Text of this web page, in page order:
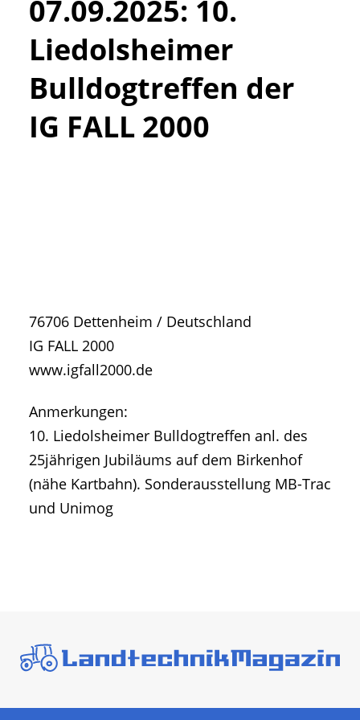
• Geschichte und Geschichten
• Messen und Veranstaltungen
• Mitteilung der Redaktion
• Agritechnica Neuheiten Archiv
• Artikel nach Hersteller/Marke
07.09.2025: 10.
Liedolsheimer
Bulldogtreffen der
IG FALL 2000
76706 Dettenheim / Deutschland
IG FALL 2000
www.igfall2000.de
Anmerkungen:
10. Liedolsheimer Bulldogtreffen anl. des
25jährigen Jubiläums auf dem Birkenhof
(nähe Kartbahn). Sonderausstellung MB-Trac
und Unimog